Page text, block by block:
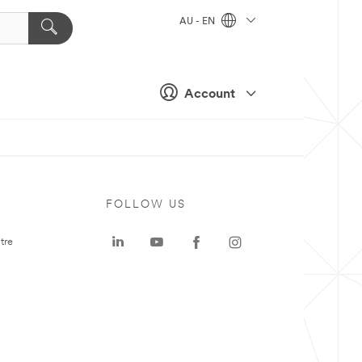
Account
AU - EN
FOLLOW US